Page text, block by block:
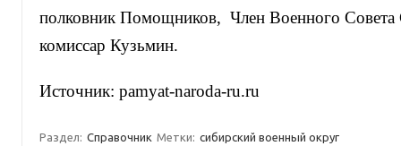
полковник Помощников, Член Военного
комиссар Кузьмин.
Источник: pamyat-naroda-ru.ru
Раздел: Справочник Метки: сибирский военный округ